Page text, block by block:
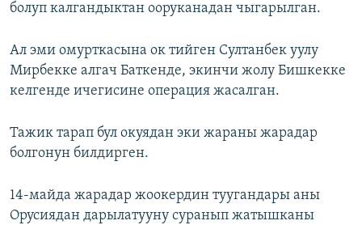
болуп калгандыктан ооруканадан чыгарылган.
Ал эми омурткасына ок тийген Султанбек уулу
Мирбекке алгач Баткенде, экинчи жолу Бишкекке
келгенде ичегисине операция жасалган.
Тажик тарап бул окуядан эки жараны жарадар
болгонун билдирген.
14-майда жарадар жоокердин туугандары аны
Орусиядан дарылатууну суранып жатышканы